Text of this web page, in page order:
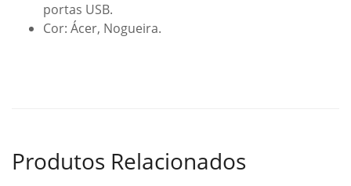
portas USB.
Cor: Ácer, Nogueira.
Produtos Relacionados